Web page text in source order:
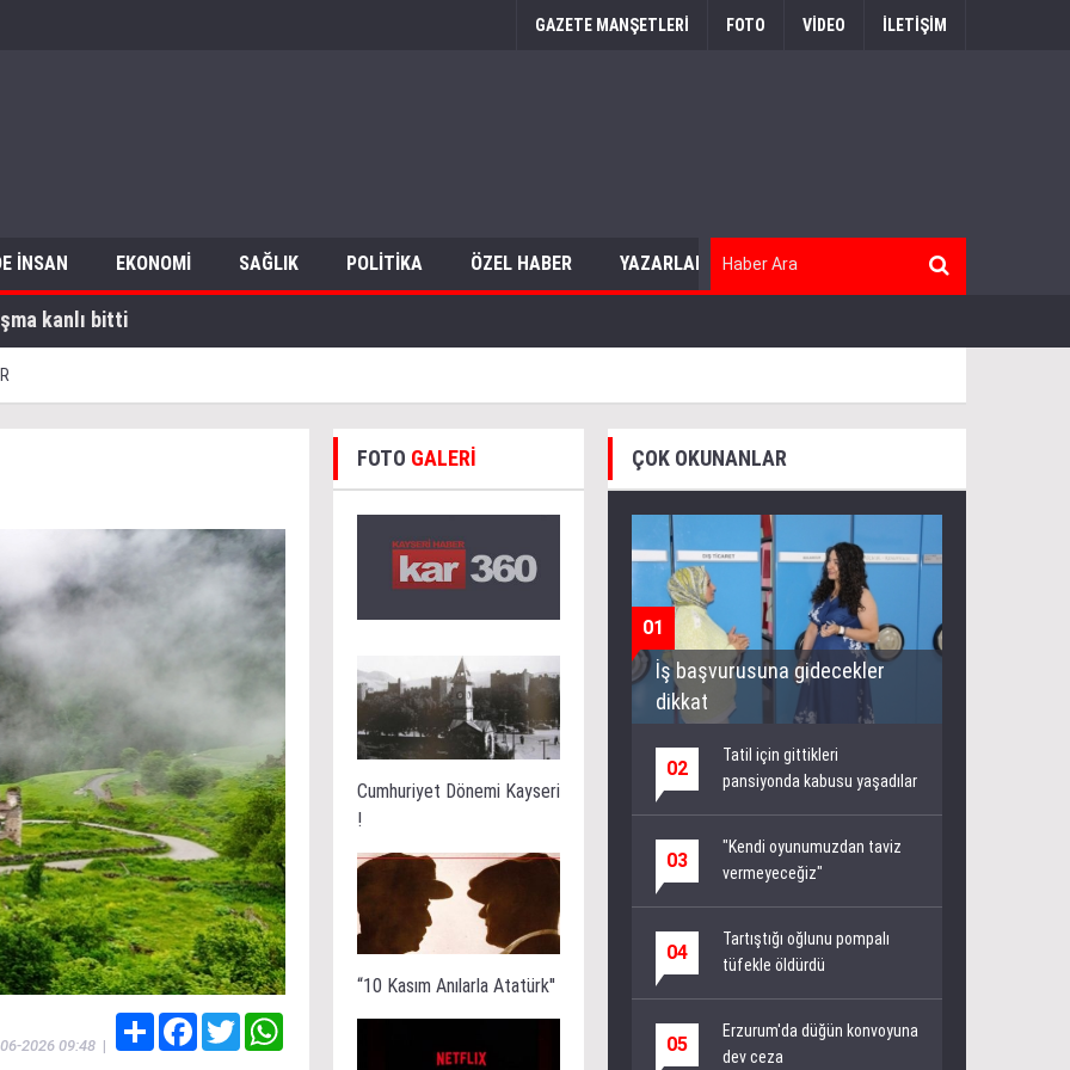
GAZETE MANŞETLERİ FOTO VİDEO İLETİŞİM
İNSAN EKONOMİ SAĞLIK POLİTİKA ÖZEL HABER YAZARLAR
kanlı bitti
2026 09:48|
Share FacebookTwitterWhatsApp
FOTO GALERİ
Cumhuriyet Dönemi Kayseri
!
“10 Kasım Anılarla Atatürk''
ÇOK OKUNANLAR
01
İş başvurusuna gidecekler
dikkat
02
Tatil için gittikleri
pansiyonda kabusu yaşadılar
03
"Kendi oyunumuzdan taviz
vermeyeceğiz"
04
Tartıştığı oğlunu pompalı
tüfekle öldürdü
05
Erzurum'da düğün konvoyuna
dev ceza